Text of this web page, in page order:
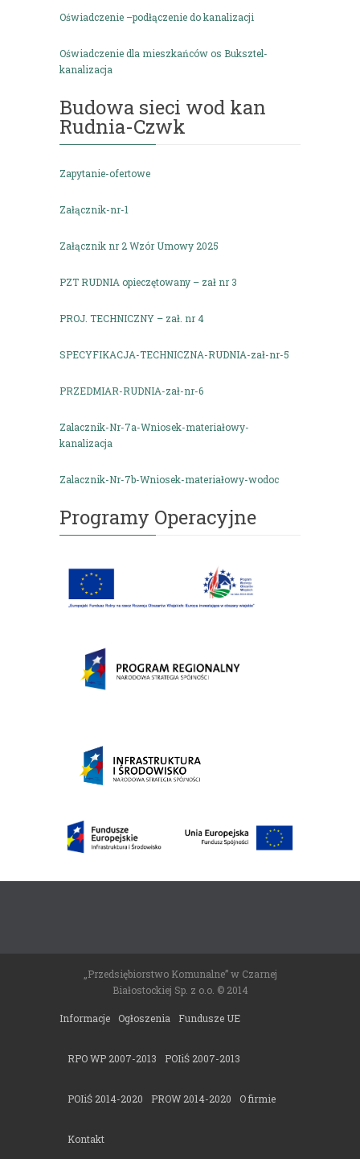
Oświadczenie –podłączenie do kanalizacji
Oświadczenie dla mieszkańców os Buksztel-
kanalizacja
Budowa sieci wod kan
Rudnia-Czwk
Zapytanie-ofertowe
Załącznik-nr-1
Załącznik nr 2 Wzór Umowy 2025
PZT RUDNIA opieczętowany – zał nr 3
PROJ. TECHNICZNY – zał. nr 4
SPECYFIKACJA-TECHNICZNA-RUDNIA-zał-nr-5
PRZEDMIAR-RUDNIA-zał-nr-6
Zalacznik-Nr-7a-Wniosek-materiałowy-
kanalizacja
Zalacznik-Nr-7b-Wniosek-materiałowy-wodoc
Programy Operacyjne
„Przedsiębiorstwo Komunalne” w Czarnej
Białostockiej Sp. z o.o. © 2014
Informacje Ogłoszenia Fundusze UE
RPO WP 2007-2013 POIiŚ 2007-2013
POIiŚ 2014-2020 PROW 2014-2020 O firmie
Kontakt